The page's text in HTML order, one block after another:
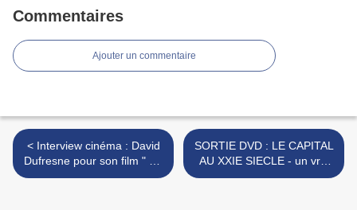
Commentaires
Ajouter un commentaire
< Interview cinéma : David
Dufresne pour son film " Un
pays qui se tient sage"
SORTIE DVD : LE CAPITAL
AU XXIE SIECLE - un vrai
film politique et humaniste.